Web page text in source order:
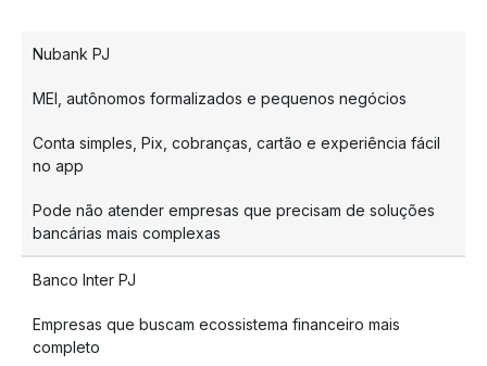
Nubank PJ
MEI, autônomos formalizados e pequenos negócios
Conta simples, Pix, cobranças, cartão e experiência fácil
no app
Pode não atender empresas que precisam de soluções
bancárias mais complexas
Banco Inter PJ
Empresas que buscam ecossistema financeiro mais
completo